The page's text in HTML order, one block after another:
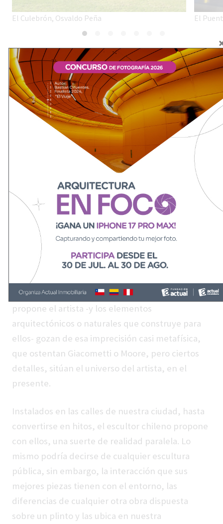
El Culebrón, Osvaldo Peña El
Caminantes
Rodin y Giacometti hicieron en múltiples
ocasiones, figuras de caminantes. En el caso de
este último, sus figuras avanzan a pasos largos
(Hombre que camina I y II), con las piernas
extendidas y los pies, de formato xl, prolongando
sus huellas sobre la superficie, como si les
costara trabajo desprenderse del suelo. Aquellos
seres, abstraídos, parecen hablar de la angustia
moderna del hombre urbano. De su prisa, de su
indiferencia, de sus rutinas impuestas. Anónimos,
de ahí la falta de rostro preciso o una
indumentaria que los fije a un tiempo o una
geografía precisa. Los caminantes de Peña son
herederos de esa tradición, pero su complexión
es otra, y también su destino. Los sujetos que
propone el artista -y los elementos
arquitectónicos o naturales que construye para
ellos- gozan de esa imprecisión casi metafísica,
que ostentan Giacometti o Moore, pero ciertos
detalles, sitúan el universo del artista, en el
presente.
Instalados en las calles de nuestra ciudad, hasta
convertirse en hitos, el escultor chileno propone
con ellos, una suerte de realidad paralela. Lo
mismo podría decirse de cualquier escultura
pública, sin embargo, la interacción que sus
mejores piezas tienen con el entorno, las
diferencias de cualquier otra obra dispuesta
sobre un plinto y las ubica en nuestra